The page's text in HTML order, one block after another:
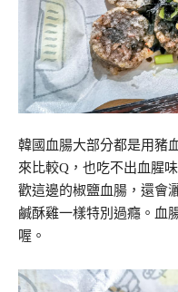
韓國血腸大部分都是用豬
來比較Q，也吃不出血腥
歡這邊的椒鹽血腸，還會
鹹酥雞一樣特別過癮。血
喔。